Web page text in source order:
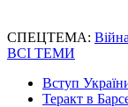
СПЕЦТЕМА:
ВСІ ТЕМИ
Вступ
Теракт в